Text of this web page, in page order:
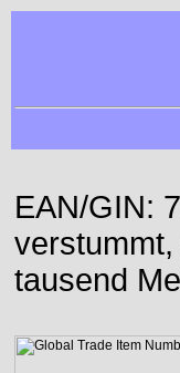
EAN/GIN:
tausend